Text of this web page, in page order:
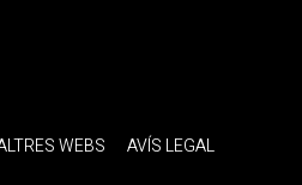
WEBS
AVÍS LEGAL